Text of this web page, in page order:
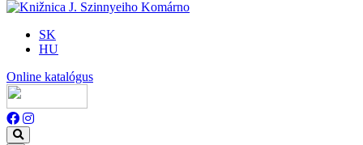
SK
HU
Online katalógus